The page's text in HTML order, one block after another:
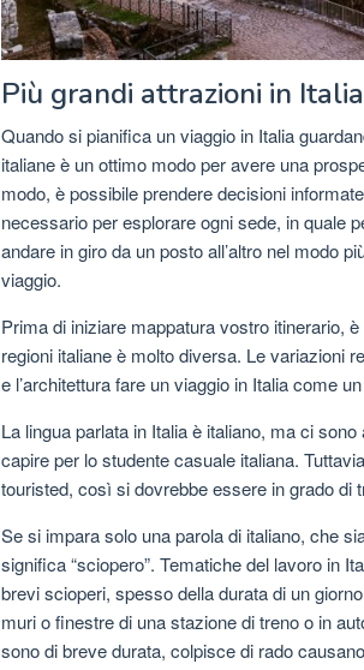
Più grandi attrazioni in
Quando si pianifica un viaggio in Italia
italiane è un ottimo modo per avere una
modo, è possibile prendere decisioni
necessario per esplorare ogni sede, in quale
andare in giro da un posto all’altro nel modo
viaggio.
Prima di iniziare mappatura vostro itinerario,
regioni italiane è molto diversa. Le variazioni
e l’architettura fare un viaggio in Italia come
La lingua parlata in Italia è italiano, ma ci
capire per lo studente casuale italiana.
touristed, così si dovrebbe essere in grado di
Se si impara solo una parola di italiano, che
significa “sciopero”. Tematiche del lavoro in
brevi scioperi, spesso della durata di un
muri o finestre di una stazione di treno o in
sono di breve durata, colpisce di rado